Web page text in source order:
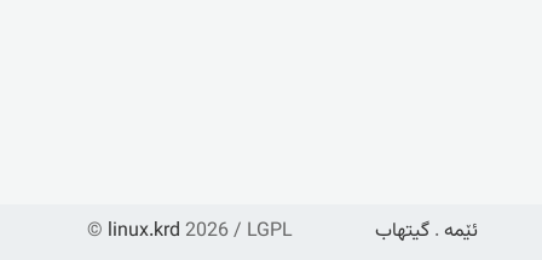
© linux.krd 2026 / LGPL ئێمە . گیتهاب